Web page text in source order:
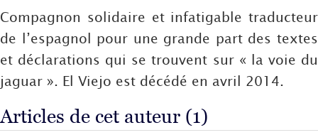
Compagnon solidaire et infatigable traducteur
de l’espagnol pour une grande part des textes
et déclarations qui se trouvent sur « la voie du
jaguar ». El Viejo est décédé en avril 2014.
Articles de cet auteur (1)